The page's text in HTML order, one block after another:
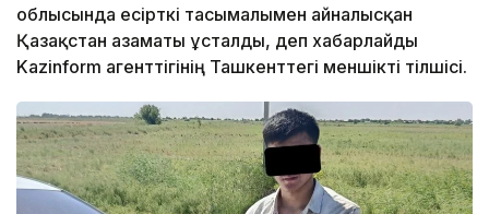
облысында есірткі тасымалымен айналысқан
Қазақстан азаматы ұсталды, деп хабарлайды
Kazinform агенттігінің Ташкенттегі меншікті тілшісі.